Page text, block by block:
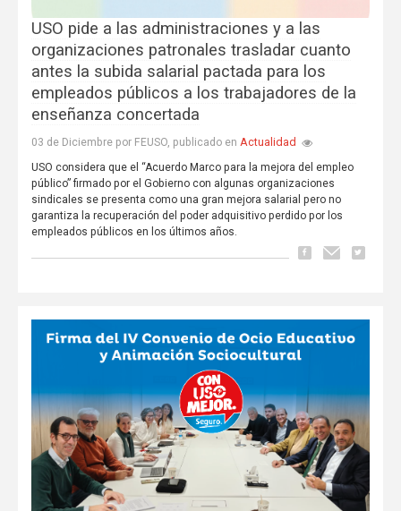
USO pide a las administraciones y a las
organizaciones patronales trasladar cuanto
antes la subida salarial pactada para los
empleados públicos a los trabajadores de la
enseñanza concertada
03 de Diciembre por FEUSO, publicado en Actualidad
USO considera que el “Acuerdo Marco para la mejora del empleo
público” firmado por el Gobierno con algunas organizaciones
sindicales se presenta como una gran mejora salarial pero no
garantiza la recuperación del poder adquisitivo perdido por los
empleados públicos en los últimos años.